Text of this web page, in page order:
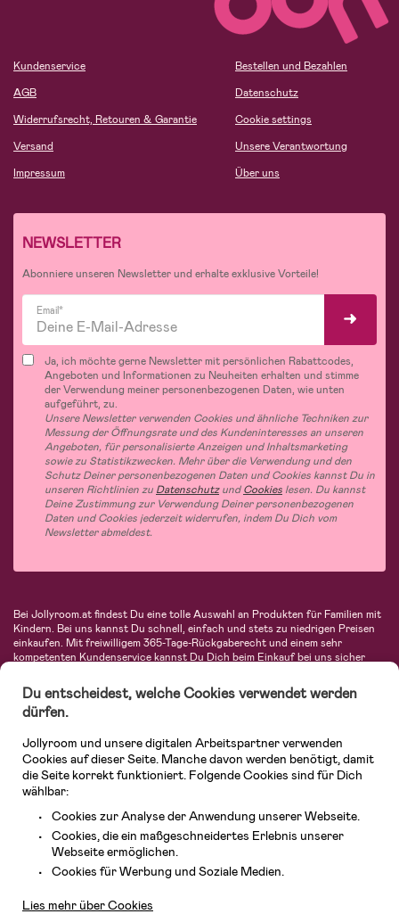
Kundenservice
AGB
Widerrufsrecht, Retouren & Garantie
Versand
Impressum
Bestellen und Bezahlen
Datenschutz
Cookie settings
Unsere Verantwortung
Über uns
NEWSLETTER
Abonniere unseren Newsletter und erhalte exklusive Vorteile!
Email*
Ja, ich möchte gerne Newsletter mit persönlichen Rabattcodes,
Angeboten und Informationen zu Neuheiten erhalten und stimme
der Verwendung meiner personenbezogenen Daten, wie unten
aufgeführt, zu.
Unsere Newsletter verwenden Cookies und ähnliche Techniken zur
Messung der Öffnungsrate und des Kundeninteresses an unseren
Angeboten, für personalisierte Anzeigen und Inhaltsmarketing
sowie zu Statistikzwecken. Mehr über die Verwendung und den
Schutz Deiner personenbezogenen Daten und Cookies kannst Du in
unseren Richtlinien zu DatenschutzundCookies lesen. Du kannst
Deine Zustimmung zur Verwendung Deiner personenbezogenen
Daten und Cookies jederzeit widerrufen, indem Du Dich vom
Newsletter abmeldest.
Bei Jollyroom.at findest Du eine tolle Auswahl an Produkten für Familien mit
Kindern. Bei uns kannst Du schnell, einfach und stets zu niedrigen Preisen
einkaufen. Mit freiwilligem 365-Tage-Rückgaberecht und einem sehr
kompetenten Kundenservice kannst Du Dich beim Einkauf bei uns sicher
Autositze, Kinder- und Babymode, Produkte für Mütter und eine Menge
fantastischer Einrichtungsgegenstände, Spielsachen, Babyprodukte und
vieles mehr. Wir haben Produkte von bekannten Herstellern wie Britax, Maxi-
Avent, Jack Wolfskin, Cybex, LEGO und vielen mehr. Schau Dich um in
unserem vielfältigen Onlineshop für Kinder & Babys. Willkommen!
Du entscheidest, welche Cookies verwendet werden
dürfen.
Jollyroom und unsere digitalen Arbeitspartner verwenden
Cookies auf dieser Seite. Manche davon werden benötigt, damit
die Seite korrekt funktioniert. Folgende Cookies sind für Dich
wählbar:
Cookies zur Analyse der Anwendung unserer Webseite.
Cookies, die ein maßgeschneidertes Erlebnis unserer
Webseite ermöglichen.
Cookies für Werbung und Soziale Medien.
Lies mehr über Cookies